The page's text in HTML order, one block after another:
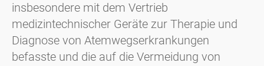
insbesondere mit dem Vertrieb
medizintechnischer Geräte zur Therapie und
Diagnose von Atemwegserkrankungen
befasste und die auf die Vermeidung von